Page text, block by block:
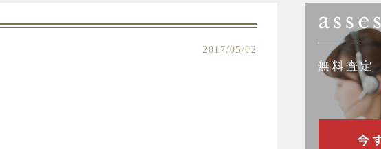
2017/05/02